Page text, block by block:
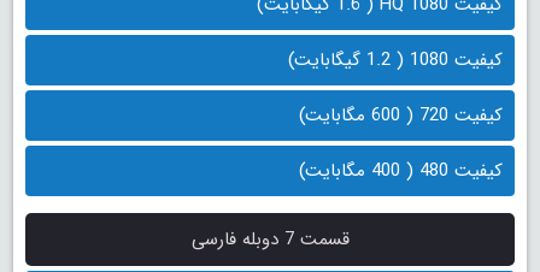
کیفیت 1080 ( 1.2 گیگابایت)
کیفیت 720 ( 600 مگابایت)
کیفیت 480 ( 400 مگابایت)
قسمت 7 دوبله فارسی